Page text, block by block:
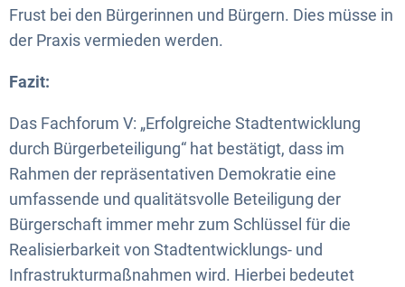
Frust bei den Bürgerinnen und Bürgern. Dies müsse in
der Praxis vermieden werden.
Fazit:
Das Fachforum V: „Erfolgreiche Stadtentwicklung
durch Bürgerbeteiligung“ hat bestätigt, dass im
Rahmen der repräsentativen Demokratie eine
umfassende und qualitätsvolle Beteiligung der
Bürgerschaft immer mehr zum Schlüssel für die
Realisierbarkeit von Stadtentwicklungs- und
Infrastrukturmaßnahmen wird. Hierbei bedeutet